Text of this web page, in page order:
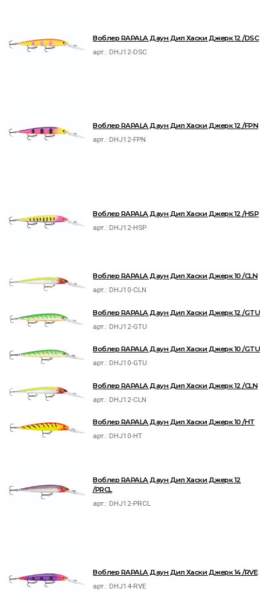
Воблер RAPALA Даун Дип Хаски Джерк 12 /DSC
арт.: DHJ12-DSC
Воблер RAPALA Даун Дип Хаски Джерк 12 /FPN
арт.: DHJ12-FPN
Воблер RAPALA Даун Дип Хаски Джерк 12 /HSP
арт.: DHJ12-HSP
Воблер RAPALA Даун Дип Хаски Джерк 10 /CLN
арт.: DHJ10-CLN
Воблер RAPALA Даун Дип Хаски Джерк 12 /GTU
арт.: DHJ12-GTU
Воблер RAPALA Даун Дип Хаски Джерк 10 /GTU
арт.: DHJ10-GTU
Воблер RAPALA Даун Дип Хаски Джерк 12 /CLN
арт.: DHJ12-CLN
Воблер RAPALA Даун Дип Хаски Джерк 10 /HT
арт.: DHJ10-HT
Воблер RAPALA Даун Дип Хаски Джерк 12
/PRCL
арт.: DHJ12-PRCL
Воблер RAPALA Даун Дип Хаски Джерк 14 /RVE
арт.: DHJ14-RVE